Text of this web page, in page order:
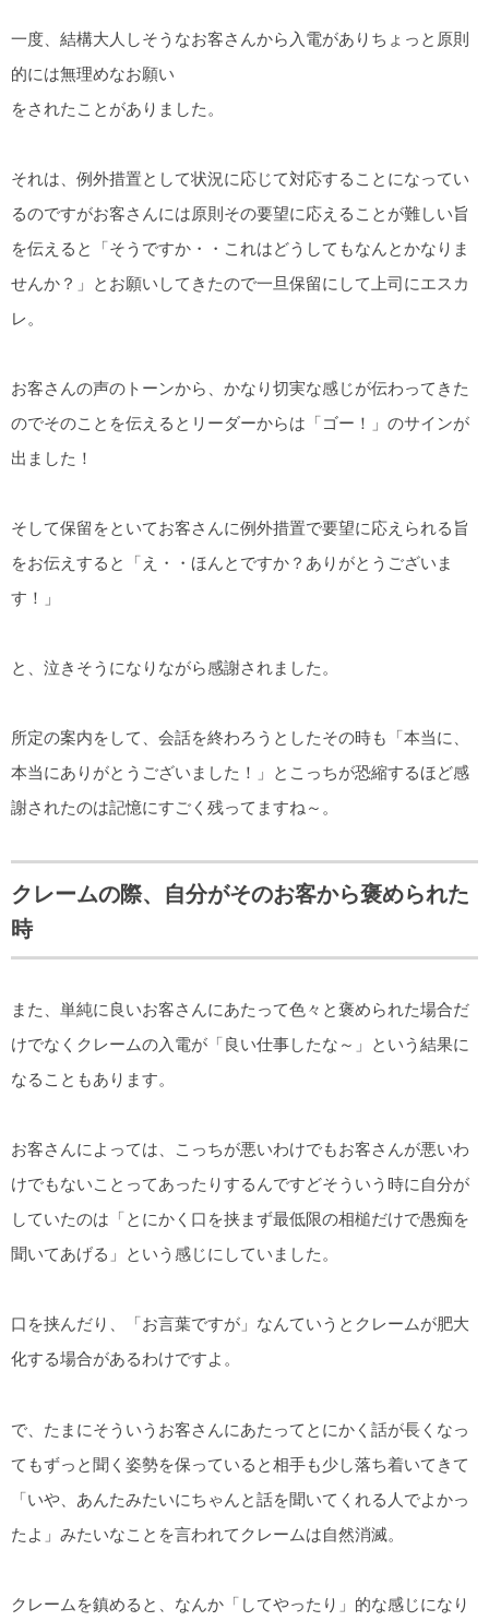
一度、結構大人しそうなお客さんから入電がありちょっと原則
的には無理めなお願い
をされたことがありました。
それは、例外措置として状況に応じて対応することになってい
るのですがお客さんには原則その要望に応えることが難しい旨
を伝えると「そうですか・・これはどうしてもなんとかなりま
せんか？」とお願いしてきたので一旦保留にして上司にエスカ
レ。
お客さんの声のトーンから、かなり切実な感じが伝わってきた
のでそのことを伝えるとリーダーからは「ゴー！」のサインが
出ました！
そして保留をといてお客さんに例外措置で要望に応えられる旨
をお伝えすると「え・・ほんとですか？ありがとうございま
す！」
と、泣きそうになりながら感謝されました。
所定の案内をして、会話を終わろうとしたその時も「本当に、
本当にありがとうございました！」とこっちが恐縮するほど感
謝されたのは記憶にすごく残ってますね～。
クレームの際、自分がそのお客から褒められた
時
また、単純に良いお客さんにあたって色々と褒められた場合だ
けでなくクレームの入電が「良い仕事したな～」という結果に
なることもあります。
お客さんによっては、こっちが悪いわけでもお客さんが悪いわ
けでもないことってあったりするんですどそういう時に自分が
していたのは「とにかく口を挟まず最低限の相槌だけで愚痴を
聞いてあげる」という感じにしていました。
口を挟んだり、「お言葉ですが」なんていうとクレームが肥大
化する場合があるわけですよ。
で、たまにそういうお客さんにあたってとにかく話が長くなっ
てもずっと聞く姿勢を保っていると相手も少し落ち着いてきて
「いや、あんたみたいにちゃんと話を聞いてくれる人でよかっ
たよ」みたいなことを言われてクレームは自然消滅。
クレームを鎮めると、なんか「してやったり」的な感じになり